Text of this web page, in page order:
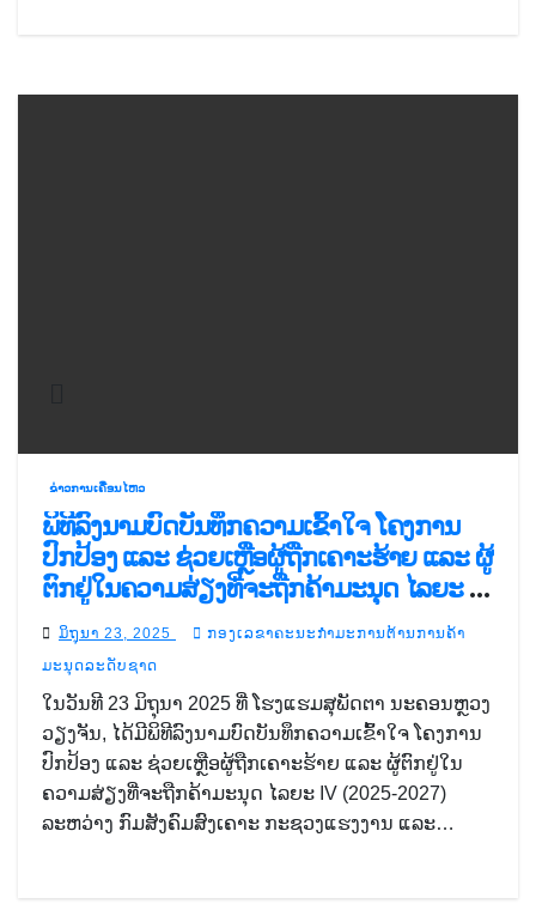
ຂ່າວການເຄື່ອນໄຫວ
ພິທີລົງນາມບົດບັນທຶກຄວາມເຂົ້າໃຈ ໂຄງການ
ປົກປ້ອງ ແລະ ຊ່ວຍເຫຼືອຜູ້ຖືກເຄາະຮ້າຍ ແລະ ຜູ້
ຕົກຢູ່ໃນຄວາມສ່ຽງທີ່ຈະຖືກຄ້າມະນຸດ ໄລຍະ IV
(2025-2027
ມິຖຸນາ 23, 2025
ກອງເລຂາຄະນະກຳມະການຕ້ານການຄ້າ
ມະນຸດລະດັບຊາດ
ໃນວັນທີ 23 ມິຖຸນາ 2025 ທີ່ ໂຮງແຮມສຸພັດຕາ ນະຄອນຫຼວງ
ວຽງຈັນ, ໄດ້ມີພິທີລົງນາມບົດບັນທຶກຄວາມເຂົ້າໃຈ ໂຄງການ
ປົກປ້ອງ ແລະ ຊ່ວຍເຫຼືອຜູ້ຖືກເຄາະຮ້າຍ ແລະ ຜູ້ຕົກຢູ່ໃນ
ຄວາມສ່ຽງທີ່ຈະຖືກຄ້າມະນຸດ ໄລຍະ IV (2025-2027)
ລະຫວ່າງ ກົມສັງຄົມສົງເຄາະ ກະຊວງແຮງງານ ແລະ…